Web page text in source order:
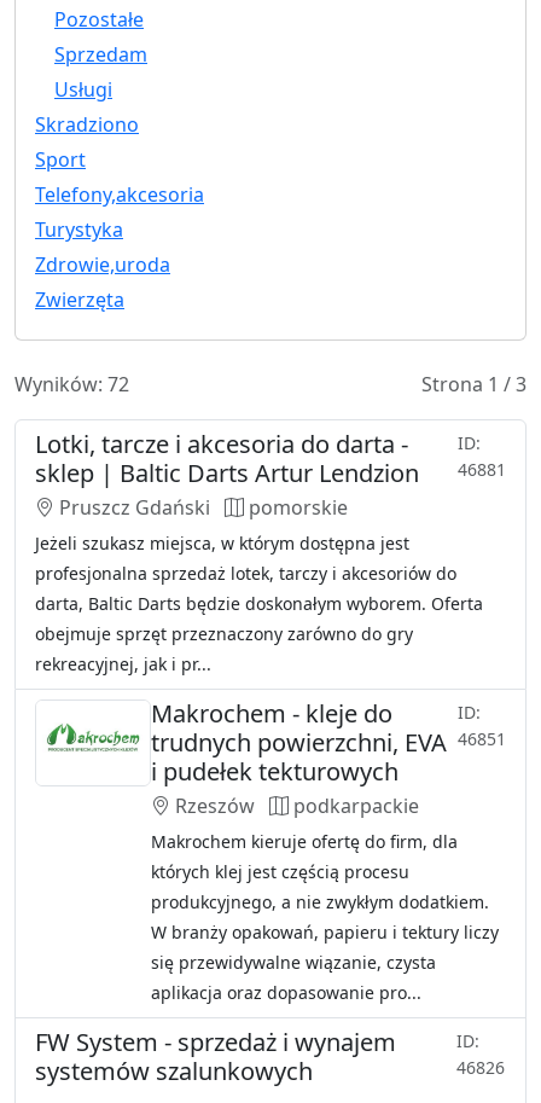
Pozostałe
Sprzedam
Usługi
Skradziono
Sport
Telefony,akcesoria
Turystyka
Zdrowie,uroda
Zwierzęta
Wyników: 72 Strona 1 / 3
Lotki, tarcze i akcesoria do darta -
sklep | Baltic Darts Artur Lendzion
ID:
46881
Pruszcz Gdański pomorskie
Jeżeli szukasz miejsca, w którym dostępna jest
profesjonalna sprzedaż lotek, tarczy i akcesoriów do
darta, Baltic Darts będzie doskonałym wyborem. Oferta
obejmuje sprzęt przeznaczony zarówno do gry
rekreacyjnej, jak i pr...
Makrochem - kleje do
trudnych powierzchni, EVA
i pudełek tekturowych
ID:
46851
Rzeszów podkarpackie
Makrochem kieruje ofertę do firm, dla
których klej jest częścią procesu
produkcyjnego, a nie zwykłym dodatkiem.
W branży opakowań, papieru i tektury liczy
się przewidywalne wiązanie, czysta
aplikacja oraz dopasowanie pro...
FW System - sprzedaż i wynajem
systemów szalunkowych
ID:
46826